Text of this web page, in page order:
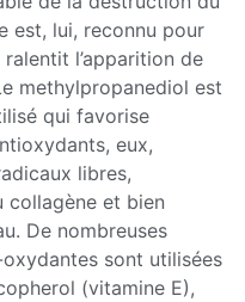
est, lui, reconnu pour
l’apparition de
methylpropanediol est
qui favorise
eux,
libres,
collagène et bien
De nombreuses
sont utilisées
(vitamine E),